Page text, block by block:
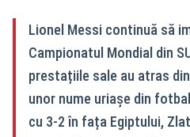
Lionel Messi continuă să
Campionatul Mondial din
prestațiile sale au atras
unor nume uriașe din
cu 3-2 în fața Egiptului,